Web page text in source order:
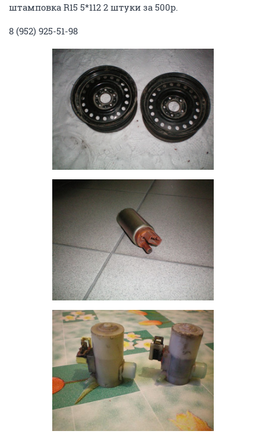
штамповка R15 5*112 2 штуки за 500р.
8 (952) 925-51-98